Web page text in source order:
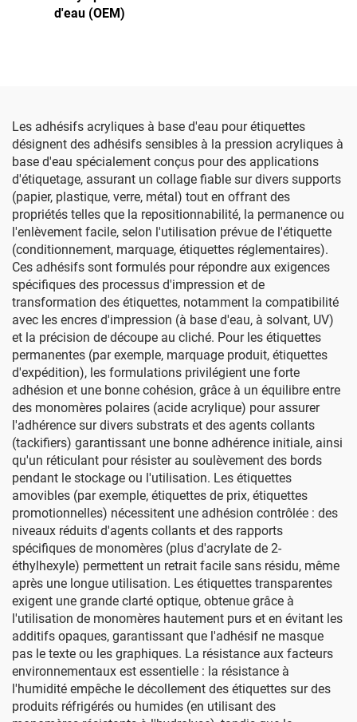
d'eau (OEM)
Les adhésifs acryliques à base d'eau pour étiquettes
désignent des adhésifs sensibles à la pression acryliques à
base d'eau spécialement conçus pour des applications
d'étiquetage, assurant un collage fiable sur divers supports
(papier, plastique, verre, métal) tout en offrant des
propriétés telles que la repositionnabilité, la permanence ou
l'enlèvement facile, selon l'utilisation prévue de l'étiquette
(conditionnement, marquage, étiquettes réglementaires).
Ces adhésifs sont formulés pour répondre aux exigences
spécifiques des processus d'impression et de
transformation des étiquettes, notamment la compatibilité
avec les encres d'impression (à base d'eau, à solvant, UV)
et la précision de découpe au cliché. Pour les étiquettes
permanentes (par exemple, marquage produit, étiquettes
d'expédition), les formulations privilégient une forte
adhésion et une bonne cohésion, grâce à un équilibre entre
des monomères polaires (acide acrylique) pour assurer
l'adhérence sur divers substrats et des agents collants
(tackifiers) garantissant une bonne adhérence initiale, ainsi
qu'un réticulant pour résister au soulèvement des bords
pendant le stockage ou l'utilisation. Les étiquettes
amovibles (par exemple, étiquettes de prix, étiquettes
promotionnelles) nécessitent une adhésion contrôlée : des
niveaux réduits d'agents collants et des rapports
spécifiques de monomères (plus d'acrylate de 2-
éthylhexyle) permettent un retrait facile sans résidu, même
après une longue utilisation. Les étiquettes transparentes
exigent une grande clarté optique, obtenue grâce à
l'utilisation de monomères hautement purs et en évitant les
additifs opaques, garantissant que l'adhésif ne masque
pas le texte ou les graphiques. La résistance aux facteurs
environnementaux est essentielle : la résistance à
l'humidité empêche le décollement des étiquettes sur des
produits réfrigérés ou humides (en utilisant des